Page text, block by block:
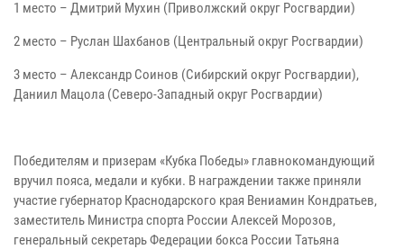
1 место – Дмитрий Мухин (Приволжский округ Росгвардии)
2 место – Руслан Шахбанов (Центральный округ Росгвардии)
3 место – Александр Соинов (Сибирский округ Росгвардии),
Даниил Мацола (Северо-Западный округ Росгвардии)
Победителям и призерам «Кубка Победы» главнокомандующий
вручил пояса, медали и кубки. В награждении также приняли
участие губернатор Краснодарского края Вениамин Кондратьев,
заместитель Министра спорта России Алексей Морозов,
генеральный секретарь Федерации бокса России Татьяна